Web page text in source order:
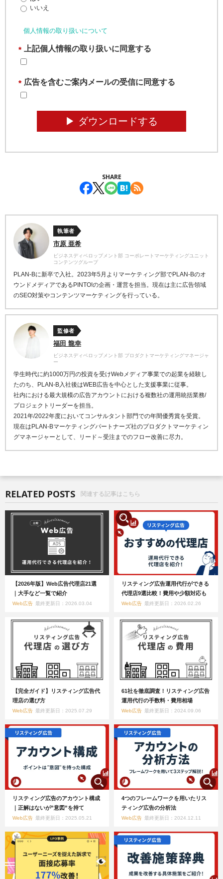
いいえ
個人情報の取り扱いについて
* 上記個人情報の取り扱いに同意する
* 広告を含むご案内メールの受信に同意する
▶︎ ダウンロードする
SHARE
執筆者
市原 亜希
ビジネスディベロップメント部 コーポレートマーケティングユニット
コンテンツグループ
PLAN-Bに新卒で入社。2023年5月よりマーケティング部でPLAN-Bのオ
ウンドメディアであるPINTO!の企画・運営を担当。現在は主に広告領域
のSEO対策やコンテンツマーケティングを行っている。
監修者
福田 龍幸
ビジネスディベロップメント部 プロダクトマーケティングマネージャ
ー
学生時代に約1000万円の投資を受けWebメディア事業での起業を経験し
たのち、PLAN-B入社後はWEB広告を中心とした支援事業に従事。
社内における最大規模の広告アカウントにおける複数社の運用統括業務/
プロジェクトリーダーを担当。
2021年/2022年度においてコンサルタント部門での年間優秀賞を受賞。
現在はPLAN-Bマーケティングパートナーズ社のプロダクトマーケティン
グマネージャーとして、リード～受注までのフロー改善に尽力。
RELATED POSTS 関連する記事はこちら
【2026年版】Web広告代理店21選
｜大手など一覧で紹介
Web広告 最終更新日：2026.03.04
リスティング広告運用代行ができる
代理店9選比較！費用や少額対応も
Web広告 最終更新日：2026.02.26
【完全ガイド】リスティング広告代
理店の選び方
Web広告 最終更新日：2025.07.29
61社を徹底調査！リスティング広告
運用代行の手数料・費用相場
Web広告 最終更新日：2024.09.06
リスティング広告のアカウント構成
｜正解はないが”意図”を持て
Web広告 最終更新日：2025.05.21
4つのフレームワークを用いたリス
ティング広告の分析法
Web広告 最終更新日：2024.12.11